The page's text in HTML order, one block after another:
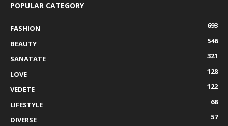
POPULAR CATEGORY
FASHION
693
BEAUTY
546
SANATATE
321
LOVE
128
VEDETE
122
LIFESTYLE
68
DIVERSE
57